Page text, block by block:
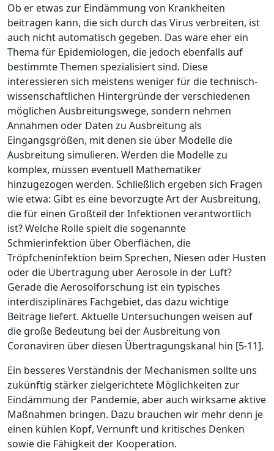
Ob er etwas zur Eindämmung von Krankheiten
beitragen kann, die sich durch das Virus verbreiten, ist
auch nicht automatisch gegeben. Das wäre eher ein
Thema für Epidemiologen, die jedoch ebenfalls auf
bestimmte Themen spezialisiert sind. Diese
interessieren sich meistens weniger für die technisch-
wissenschaftlichen Hintergründe der verschiedenen
möglichen Ausbreitungswege, sondern nehmen
Annahmen oder Daten zu Ausbreitung als
Eingangsgrößen, mit denen sie über Modelle die
Ausbreitung simulieren. Werden die Modelle zu
komplex, müssen eventuell Mathematiker
hinzugezogen werden. Schließlich ergeben sich Fragen
wie etwa: Gibt es eine bevorzugte Art der Ausbreitung,
die für einen Großteil der Infektionen verantwortlich
ist? Welche Rolle spielt die sogenannte
Schmierinfektion über Oberflächen, die
Tröpfcheninfektion beim Sprechen, Niesen oder Husten
oder die Übertragung über Aerosole in der Luft?
Gerade die Aerosolforschung ist ein typisches
interdisziplinäres Fachgebiet, das dazu wichtige
Beiträge liefert. Aktuelle Untersuchungen weisen auf
die große Bedeutung bei der Ausbreitung von
Coronaviren über diesen Übertragungskanal hin [5-11].
Ein besseres Verständnis der Mechanismen sollte uns
zukünftig stärker zielgerichtete Möglichkeiten zur
Eindämmung der Pandemie, aber auch wirksame aktive
Maßnahmen bringen. Dazu brauchen wir mehr denn je
­einen kühlen Kopf, Vernunft und kritisches Denken
sowie die Fähigkeit der Kooperation.